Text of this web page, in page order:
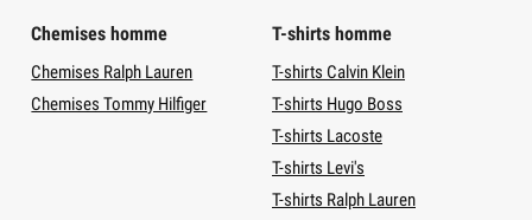
Chemises homme
Chemises Ralph Lauren
Chemises Tommy Hilfiger
T-shirts homme
T-shirts Calvin Klein
T-shirts Hugo Boss
T-shirts Lacoste
T-shirts Levi's
T-shirts Ralph Lauren